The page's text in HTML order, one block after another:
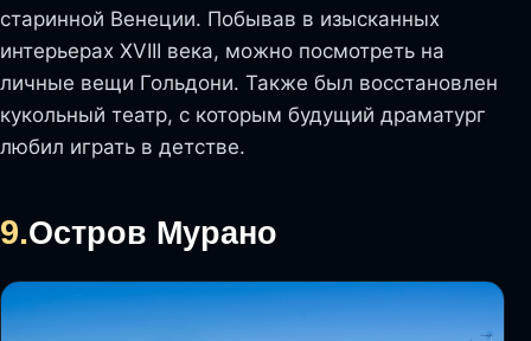
старинной Венеции. Побывав в изысканных
интерьерах XVIII века, можно посмотреть на
личные вещи Гольдони. Также был восстановлен
кукольный театр, с которым будущий драматург
любил играть в детстве.
9.Остров Мурано